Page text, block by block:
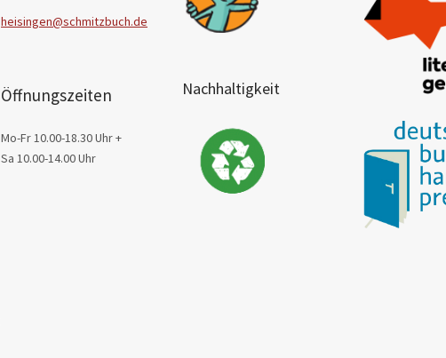
heisingen@schmitzbuch.de
Öffnungszeiten
Mo-Fr 10.00-18.30 Uhr +
Sa 10.00-14.00 Uhr
Nachhaltigkeit